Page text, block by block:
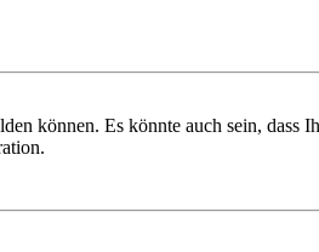
können. Es könnte auch sein, dass